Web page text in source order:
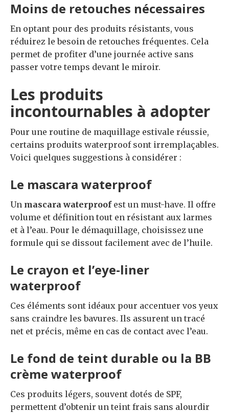
Moins de retouches nécessaires
En optant pour des produits résistants, vous
réduirez le besoin de retouches fréquentes. Cela
permet de profiter d’une journée active sans
passer votre temps devant le miroir.
Les produits
incontournables à adopter
Pour une routine de maquillage estivale réussie,
certains produits waterproof sont irremplaçables.
Voici quelques suggestions à considérer :
Le mascara waterproof
Un mascara waterproofest un must-have. Il offre
volume et définition tout en résistant aux larmes
et à l’eau. Pour le démaquillage, choisissez une
formule qui se dissout facilement avec de l’huile.
Le crayon et l’eye-liner
waterproof
Ces éléments sont idéaux pour accentuer vos yeux
sans craindre les bavures. Ils assurent un tracé
net et précis, même en cas de contact avec l’eau.
Le fond de teint durable ou la BB
crème waterproof
Ces produits légers, souvent dotés de SPF,
permettent d’obtenir un teint frais sans alourdir